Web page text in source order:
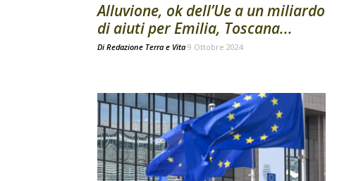
Alluvione, ok dell’Ue a un miliardo
di aiuti per Emilia, Toscana...
Di Redazione Terra e Vita 9 Ottobre 2024